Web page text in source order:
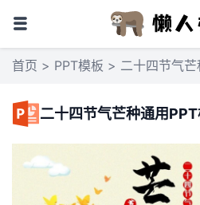
首页 > PPT模板 > 二十四节气芒
二十四节气芒种通用